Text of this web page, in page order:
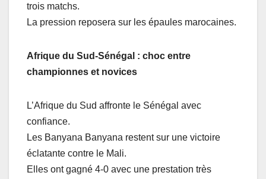
trois matchs.
La pression reposera sur les épaules marocaines.
Afrique du Sud-Sénégal : choc entre
championnes et novices
L’Afrique du Sud affronte le Sénégal avec
confiance.
Les Banyana Banyana restent sur une victoire
éclatante contre le Mali.
Elles ont gagné 4-0 avec une prestation très